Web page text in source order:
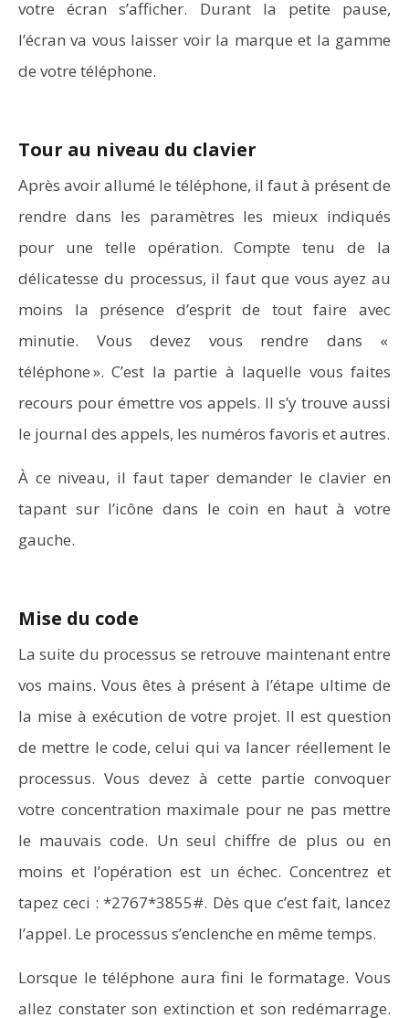
votre écran s’afficher. Durant la petite pause,
l’écran va vous laisser voir la marque et la gamme
de votre téléphone.
Tour au niveau du clavier
Après avoir allumé le téléphone, il faut à présent de
rendre dans les paramètres les mieux indiqués
pour une telle opération. Compte tenu de la
délicatesse du processus, il faut que vous ayez au
moins la présence d’esprit de tout faire avec
minutie. Vous devez vous rendre dans «
téléphone ». C’est la partie à laquelle vous faites
recours pour émettre vos appels. Il s’y trouve aussi
le journal des appels, les numéros favoris et autres.
À ce niveau, il faut taper demander le clavier en
tapant sur l’icône dans le coin en haut à votre
gauche.
Mise du code
La suite du processus se retrouve maintenant entre
vos mains. Vous êtes à présent à l’étape ultime de
la mise à exécution de votre projet. Il est question
de mettre le code, celui qui va lancer réellement le
processus. Vous devez à cette partie convoquer
votre concentration maximale pour ne pas mettre
le mauvais code. Un seul chiffre de plus ou en
moins et l’opération est un échec. Concentrez et
tapez ceci : *2767*3855#. Dès que c’est fait, lancez
l’appel. Le processus s’enclenche en même temps.
Lorsque le téléphone aura fini le formatage. Vous
allez constater son extinction et son redémarrage.